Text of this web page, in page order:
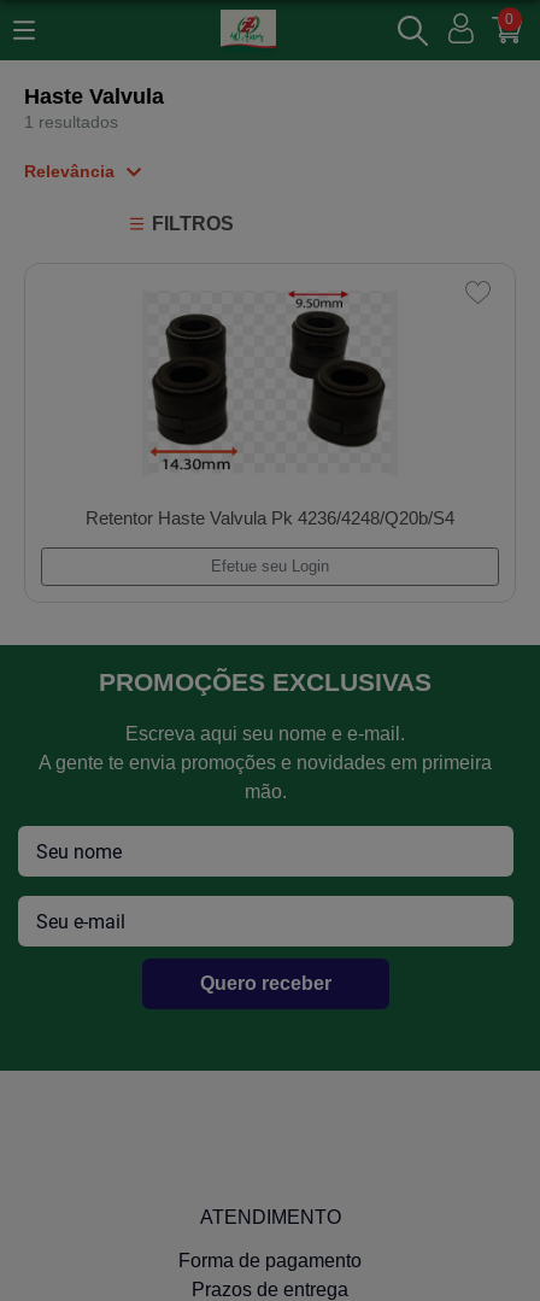
0
Haste Valvula
1 resultados
Relevância
Ordem Alfabética
FILTROS
Efetue seu Login
PROMOÇÕES EXCLUSIVAS
Escreva aqui seu nome e e-mail.
A gente te envia promoções e novidades em primeira
mão.
Quero receber
ATENDIMENTO
Forma de pagamento
Prazos de entrega